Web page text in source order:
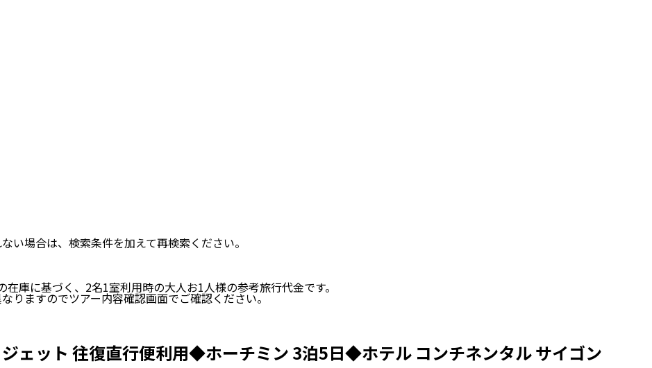
場合は、検索条件を加えて再検索ください。
在庫に基づく、 2名1室利用時の大人お1人様の参考旅行代金です。
りますのでツアー内容確認画面でご確認ください。
ェット 往復直行便利用◆ホーチミン 3泊5日◆ホテル コンチネンタル サイゴン